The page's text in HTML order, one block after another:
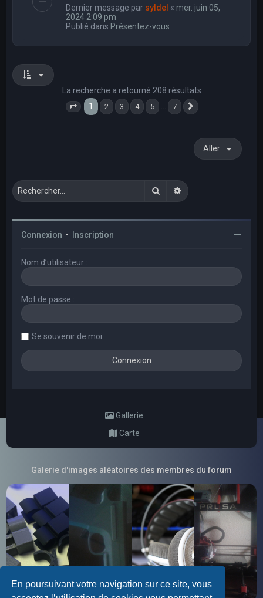
En poursuivant votre navigation sur ce site, vous
Dernier message par syldel « mer. juin 05,
2024 2:09 pm
Publié dans Présentez-vous
La recherche a retourné 208 résultats
Page 1 sur
1 2 3 4 5 7
Aller
RechercherRecherche avancée
Connexion • Inscription
Nom d’utilisateur :
Mot de passe :
Se souvenir de moi
Gallerie
Carte
Galerie d'images aléatoires des membres du forum